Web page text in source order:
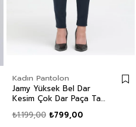
Kadın Pantolon
Jamy Yüksek Bel Dar
Kesim Çok Dar Paça Taş
₺799,00
₺1.199,00